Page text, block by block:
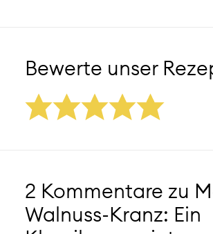
Bewerte unser
2 Kommentare zu
Walnuss-Kranz: Ein